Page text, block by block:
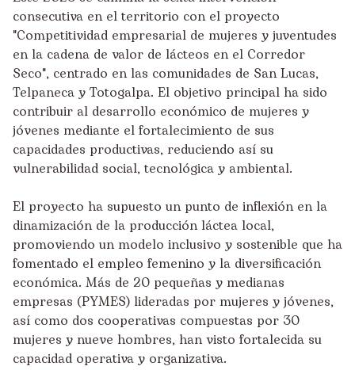
consecutiva en el territorio con el proyecto
"Competitividad empresarial de mujeres y juventudes
en la cadena de valor de lácteos en el Corredor
Seco", centrado en las comunidades de San Lucas,
Telpaneca y Totogalpa. El objetivo principal ha sido
contribuir al desarrollo económico de mujeres y
jóvenes mediante el fortalecimiento de sus
capacidades productivas, reduciendo así su
vulnerabilidad social, tecnológica y ambiental.
El proyecto ha supuesto un punto de inflexión en la
dinamización de la producción láctea local,
promoviendo un modelo inclusivo y sostenible que ha
fomentado el empleo femenino y la diversificación
económica. Más de 20 pequeñas y medianas
empresas (PYMES) lideradas por mujeres y jóvenes,
así como dos cooperativas compuestas por 30
mujeres y nueve hombres, han visto fortalecida su
capacidad operativa y organizativa.